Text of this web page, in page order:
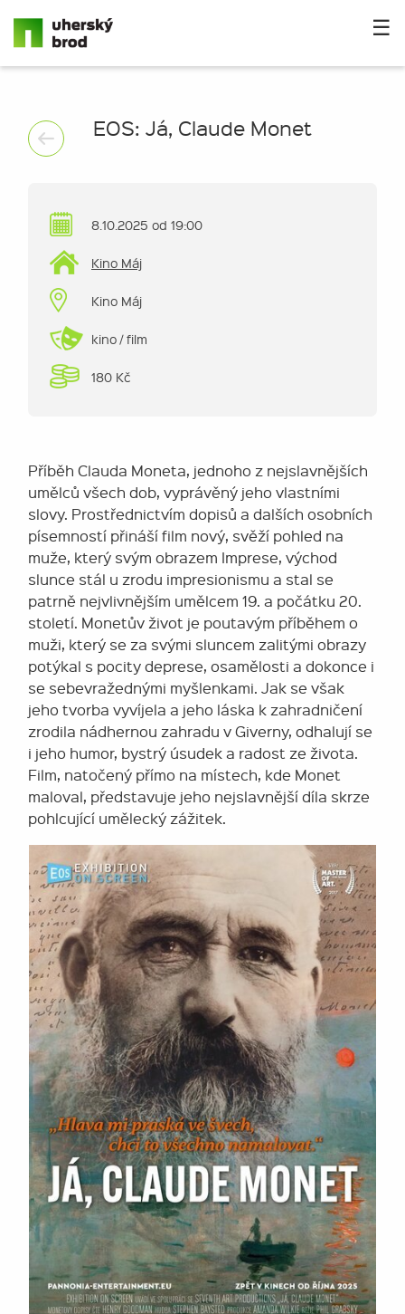
☰
EOS: Já, Claude Monet
8.10.2025 od 19:00
Kino Máj
Kino Máj
kino / film
180 Kč
Příběh Clauda Moneta, jednoho z nejslavnějších
umělců všech dob, vyprávěný jeho vlastními
slovy. Prostřednictvím dopisů a dalších osobních
písemností přináší film nový, svěží pohled na
muže, který svým obrazem Imprese, východ
slunce stál u zrodu impresionismu a stal se
patrně nejvlivnějším umělcem 19. a počátku 20.
století. Monetův život je poutavým příběhem o
muži, který se za svými sluncem zalitými obrazy
potýkal s pocity deprese, osamělosti a dokonce i
se sebevražednými myšlenkami. Jak se však
jeho tvorba vyvíjela a jeho láska k zahradničení
zrodila nádhernou zahradu v Giverny, odhalují se
i jeho humor, bystrý úsudek a radost ze života.
Film, natočený přímo na místech, kde Monet
maloval, představuje jeho nejslavnější díla skrze
pohlcující umělecký zážitek.